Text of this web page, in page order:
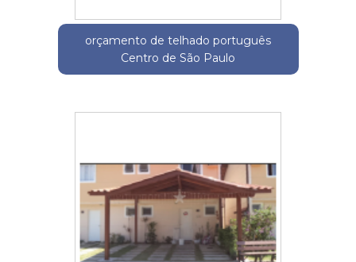
orçamento de telhado português
Centro de São Paulo